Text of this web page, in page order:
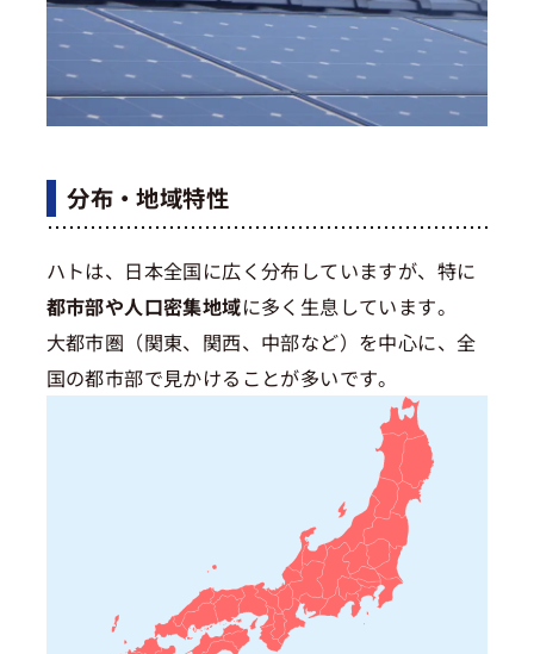
分布・地域特性
ハトは、日本全国に広く分布していますが、特に
都市部や人口密集地域に多く生息しています。
大都市圏（関東、関西、中部など）を中心に、全
国の都市部で見かけることが多いです。